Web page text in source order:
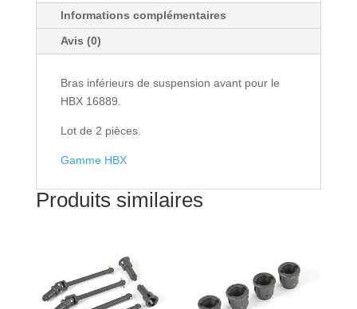
suspension
avant
HBX
FTX9705
Informations complémentaires
Avis (0)
Bras inférieurs de suspension avant pour le
HBX 16889.
Lot de 2 pièces.
Gamme HBX
Produits similaires